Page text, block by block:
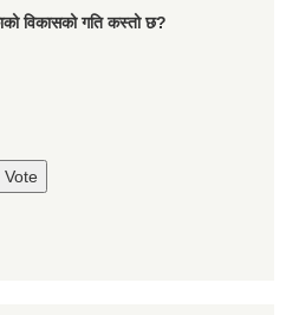
विकासको गति कस्तो छ?